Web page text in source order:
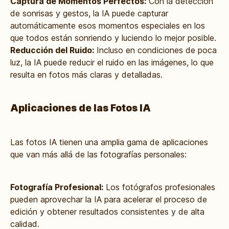
de sonrisas y gestos, la IA puede capturar
automáticamente esos momentos especiales en los
que todos están sonriendo y luciendo lo mejor posible.
Reducción del Ruido: Incluso en condiciones de poca
luz, la IA puede reducir el ruido en las imágenes, lo que
resulta en fotos más claras y detalladas.
Aplicaciones de las Fotos IA
Las fotos IA tienen una amplia gama de aplicaciones
que van más allá de las fotografías personales:
Fotografía Profesional: Los fotógrafos profesionales
pueden aprovechar la IA para acelerar el proceso de
edición y obtener resultados consistentes y de alta
calidad.